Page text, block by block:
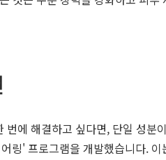
에 해결하고 싶다면, 단일 성분
' 프로그램을 개발했습니다.